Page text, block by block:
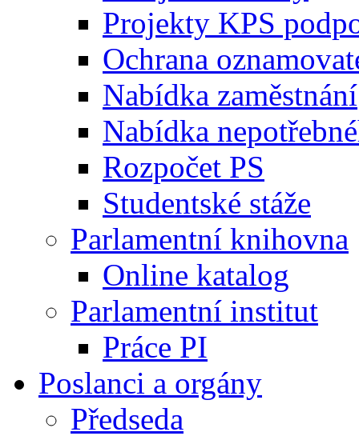
Projekty KPS
Ochrana
Nabídka zaměstnání
Nabídka
Rozpočet PS
Studentské stáže
Parlamentní knihovna
Online katalog
Parlamentní institut
Práce PI
Poslanci a orgány
Předseda